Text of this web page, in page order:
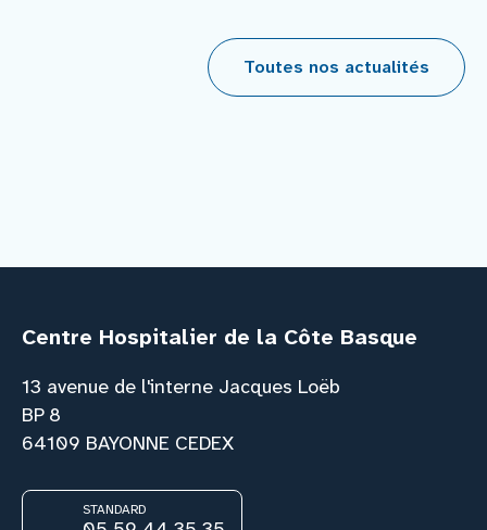
Toutes nos actualités
Centre Hospitalier de la Côte Basque
13 avenue de l'interne Jacques Loëb
BP 8
64109 BAYONNE CEDEX
STANDARD